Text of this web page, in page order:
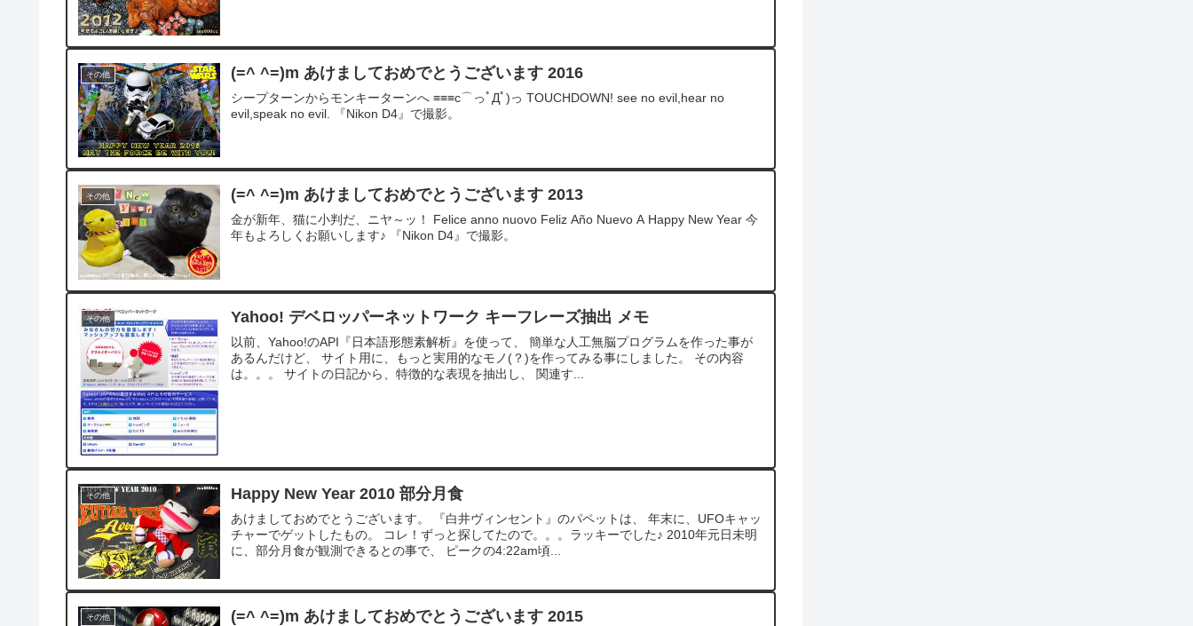
その他 (=^ ^=)m あけましておめでとうございます 2016
シープターンからモンキーターンへ ≡≡≡c⌒っﾟДﾟ)っ TOUCHDOWN! see no evil,hear no
evil,speak no evil. 『Nikon D4』で撮影。
その他 (=^ ^=)m あけましておめでとうございます 2013
金が新年、猫に小判だ、ニヤ～ッ！ Felice anno nuovo Feliz Año Nuevo A Happy New Year 今
年もよろしくお願いします♪ 『Nikon D4』で撮影。
その他 Yahoo! デベロッパーネットワーク キーフレーズ抽出 メモ
以前、Yahoo!のAPI『日本語形態素解析』を使って、 簡単な人工無脳プログラムを作った事が
あるんだけど、 サイト用に、もっと実用的なモノ(？)を作ってみる事にしました。 その内容
は。。。 サイトの日記から、特徴的な表現を抽出し、 関連す...
その他 Happy New Year 2010 部分月食
あけましておめでとうございます。 『白井ヴィンセント』のパペットは、 年末に、UFOキャッ
チャーでゲットしたもの。 コレ！ずっと探してたので。。。ラッキーでした♪ 2010年元日未明
に、部分月食が観測できるとの事で、 ピークの4:22am頃...
その他 (=^ ^=)m あけましておめでとうございます 2015